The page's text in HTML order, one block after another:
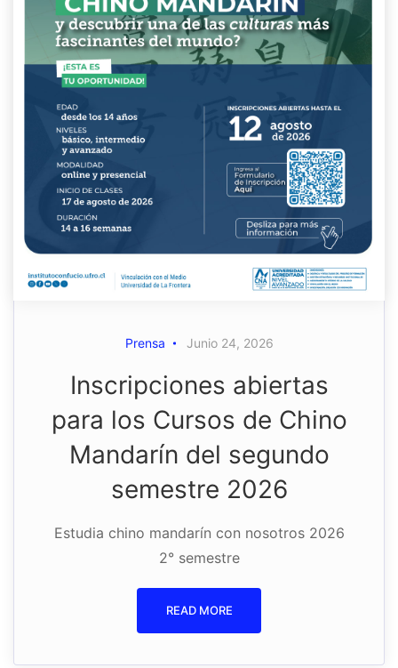
Prensa Junio 24, 2026
Inscripciones abiertas
para los Cursos de Chino
Mandarín del segundo
semestre 2026
Estudia chino mandarín con nosotros 2026
2° semestre
READ MORE